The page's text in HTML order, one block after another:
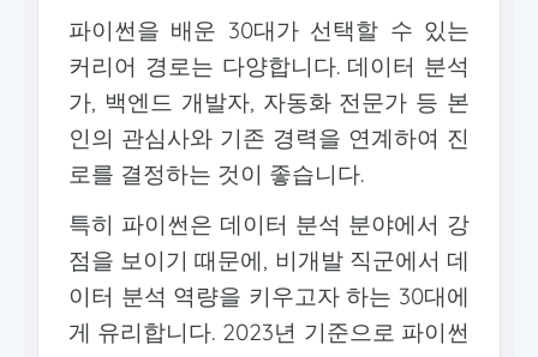
파이썬을 배운 30대가 선택할 수 있는
커리어 경로는 다양합니다. 데이터 분석
가, 백엔드 개발자, 자동화 전문가 등 본
인의 관심사와 기존 경력을 연계하여 진
로를 결정하는 것이 좋습니다.
특히 파이썬은 데이터 분석 분야에서 강
점을 보이기 때문에, 비개발 직군에서 데
이터 분석 역량을 키우고자 하는 30대에
게 유리합니다. 2023년 기준으로 파이썬